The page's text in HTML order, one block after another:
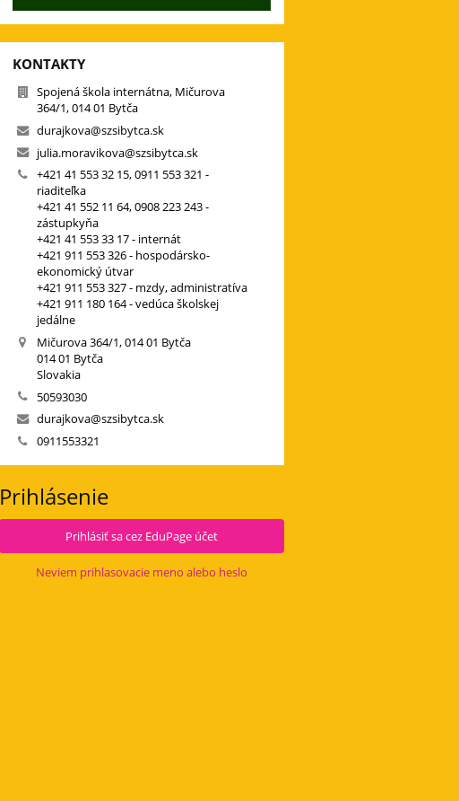
KONTAKTY
Spojená škola internátna, Mičurova
364/1, 014 01 Bytča
durajkova@szsibytca.sk
julia.moravikova@szsibytca.sk
+421 41 553 32 15, 0911 553 321 -
riaditeľka
+421 41 552 11 64, 0908 223 243 -
zástupkyňa
+421 41 553 33 17 - internát
+421 911 553 326 - hospodársko-
ekonomický útvar
+421 911 553 327 - mzdy, administratíva
+421 911 180 164 - vedúca školskej
jedálne
Mičurova 364/1, 014 01 Bytča
014 01 Bytča
Slovakia
50593030
durajkova@szsibytca.sk
0911553321
Prihlásenie
Prihlásiť sa cez EduPage účet
Neviem prihlasovacie meno alebo heslo